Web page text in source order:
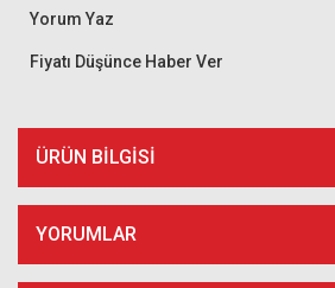
Yorum Yaz
Fiyatı Düşünce Haber Ver
ÜRÜN BILGISI
YORUMLAR